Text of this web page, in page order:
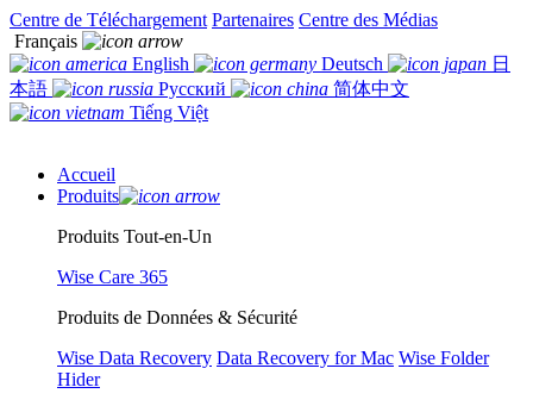
Centre de Téléchargement Partenaires Centre des Médias
Français
English
Deutsch
日
本語
Русский
简体中文
Tiếng Việt
Accueil
Produits
Produits Tout-en-Un
Wise Care 365
Produits de Données & Sécurité
Wise Data Recovery Data Recovery for Mac Wise Folder
Hider